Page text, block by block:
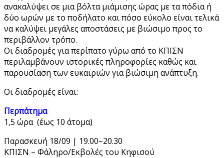
ανακαλύψει σε μια βόλτα μιάμισης ώρας με τα πόδια ή
δύο ωρών με το ποδήλατο και πόσο εύκολο είναι τελικά
να καλύψει μεγάλες αποστάσεις με βιώσιμο προς το
περιβάλλον τρόπο.
Οι διαδρομές για περίπατο γύρω από το ΚΠΙΣΝ
περιλαμβάνουν ιστορικές πληροφορίες καθώς και
παρουσίαση των ευκαιριών για βιώσιμη ανάπτυξη.
Οι διαδρομές είναι:
Περπάτημα
1,5 ώρα (έως 10 άτομα)
Παρασκευή 18/09 | 19.00–20.30
ΚΠΙΣΝ – Φάληρο/Εκβολές του Κηφισού